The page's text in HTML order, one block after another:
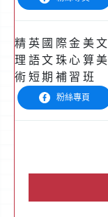
精英國際金美文
理語文珠心算美
術短期補習班
粉絲專頁